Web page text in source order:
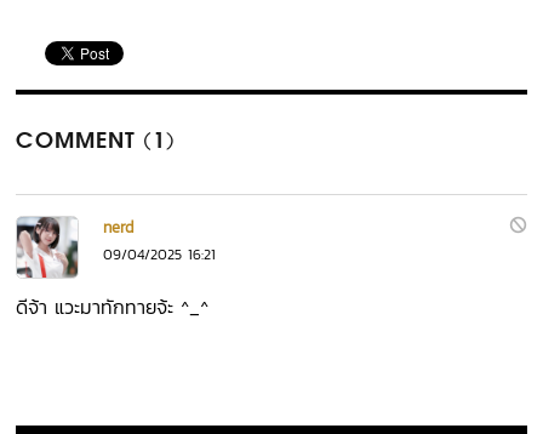
COMMENT (1)
nerd
09/04/2025 16:21
ดีจ้า แวะมาทักทายจ้ะ ^_^